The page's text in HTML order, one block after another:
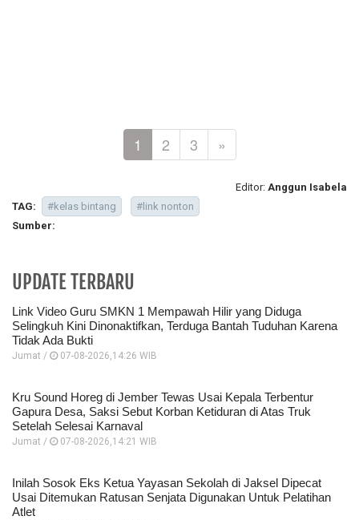
1 2 3 »
Editor: Anggun Isabela
TAG:
#kelas bintang
#link nonton
Sumber:
UPDATE TERBARU
Link Video Guru SMKN 1 Mempawah Hilir yang Diduga
Selingkuh Kini Dinonaktifkan, Terduga Bantah Tuduhan Karena
Tidak Ada Bukti
Jumat / 07-08-2026,14:26 WIB
Kru Sound Horeg di Jember Tewas Usai Kepala Terbentur
Gapura Desa, Saksi Sebut Korban Ketiduran di Atas Truk
Setelah Selesai Karnaval
Jumat / 07-08-2026,14:21 WIB
Inilah Sosok Eks Ketua Yayasan Sekolah di Jaksel Dipecat
Usai Ditemukan Ratusan Senjata Digunakan Untuk Pelatihan
Atlet